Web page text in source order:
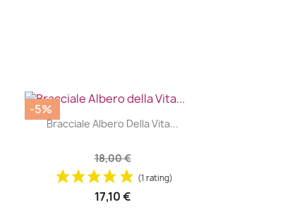
| 
Bracciale Albero Della Vita...
18,00 €
(1 rating)
17,10 €
-5%